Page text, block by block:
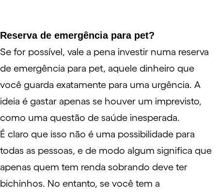
Reserva de emergência para pet?
Se for possível, vale a pena investir numa reserva
de emergência para pet, aquele dinheiro que
você guarda exatamente para uma urgência. A
ideia é gastar apenas se houver um imprevisto,
como uma questão de saúde inesperada.
É claro que isso não é uma possibilidade para
todas as pessoas, e de modo algum significa que
apenas quem tem renda sobrando deve ter
bichinhos. No entanto, se você tem a